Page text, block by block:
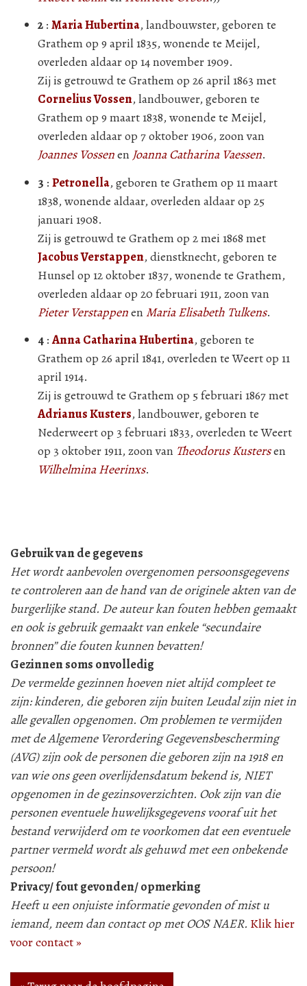
2 : Maria Hubertina, landbouwster, geboren te
Grathem op 9 april 1835, wonende te Meijel,
overleden aldaar op 14 november 1909.
Zij is getrouwd te Grathem op 26 april 1863 met
Cornelius Vossen, landbouwer, geboren te
Grathem op 9 maart 1838, wonende te Meijel,
overleden aldaar op 7 oktober 1906, zoon van
Joannes Vossenen Joanna Catharina Vaessen.
3 : Petronella, geboren te Grathem op 11 maart
1838, wonende aldaar, overleden aldaar op 25
januari 1908.
Zij is getrouwd te Grathem op 2 mei 1868 met
Jacobus Verstappen, dienstknecht, geboren te
Hunsel op 12 oktober 1837, wonende te Grathem,
overleden aldaar op 20 februari 1911, zoon van
Pieter Verstappenen Maria Elisabeth Tulkens.
4 :Anna Catharina Hubertina, geboren te
Grathem op 26 april 1841, overleden te Weert op 11
april 1914.
Zij is getrouwd te Grathem op 5 februari 1867 met
Adrianus Kusters, landbouwer, geboren te
Nederweert op 3 februari 1833, overleden te Weert
op 3 oktober 1911, zoon van Theodorus Kustersen
Wilhelmina Heerinxs.
Gebruik van de gegevens
Het wordt aanbevolen overgenomen persoonsgegevens
te controleren aan de hand van de originele akten van de
burgerlijke stand. De auteur kan fouten hebben gemaakt
en ook is gebruik gemaakt van enkele “secundaire
bronnen” die fouten kunnen bevatten!
Gezinnen soms onvolledig
De vermelde gezinnen hoeven niet altijd compleet te
zijn: kinderen, die geboren zijn buiten Leudal zijn niet in
alle gevallen opgenomen. Om problemen te vermijden
met de Algemene Verordering Gegevensbescherming
(AVG) zijn ook de personen die geboren zijn na 1918 en
van wie ons geen overlijdensdatum bekend is, NIET
opgenomen in de gezinsoverzichten. Ook zijn van die
personen eventuele huwelijksgegevens vooraf uit het
bestand verwijderd om te voorkomen dat een eventuele
partner vermeld wordt als gehuwd met een onbekende
persoon!
Privacy/ fout gevonden/ opmerking
Heeft u een onjuiste informatie gevonden of mist u
iemand, neem dan contact op met OOS NAER. Klik hier
voor contact »